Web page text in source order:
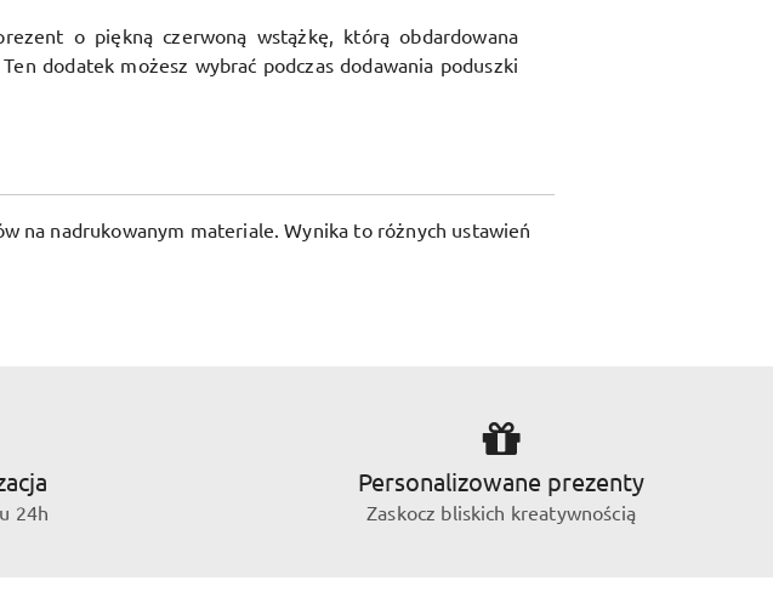
o piękną czerwoną wstążkę, którą obdardowana
dodatek możesz wybrać podczas dodawania poduszki
na nadrukowanym materiale. Wynika to różnych ustawień
24h
Personalizowane prezenty
Zaskocz bliskich kreatywnością